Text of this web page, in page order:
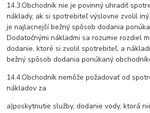
14.3.Obchodník nie je povinný uhradiť
náklady, ak si spotrebiteľ výslovne zvolil
je najlacnejší bežný spôsob dodania
Dodatočnými nákladmi sa rozumie rozdiel
dodanie, ktoré si zvolil spotrebiteľ, a
bežný spôsob dodania ponúkaný
14.4.Obchodník nemôže požadovať od
nákladov za
a)poskytnutie služby, dodanie vody, ktorá